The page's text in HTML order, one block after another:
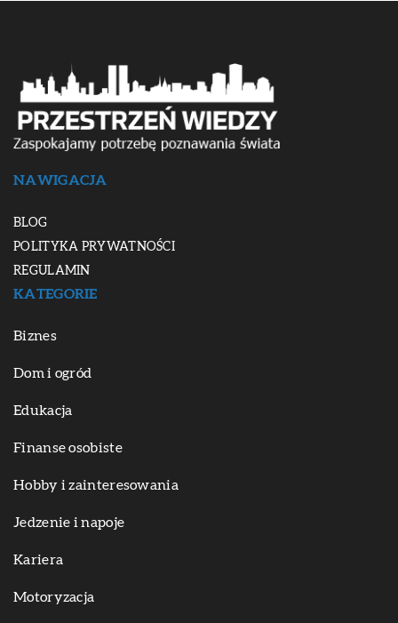
NAWIGACJA
BLOG
POLITYKA PRYWATNOŚCI
REGULAMIN
KATEGORIE
Biznes
Dom i ogród
Edukacja
Finanse osobiste
Hobby i zainteresowania
Jedzenie i napoje
Kariera
Motoryzacja